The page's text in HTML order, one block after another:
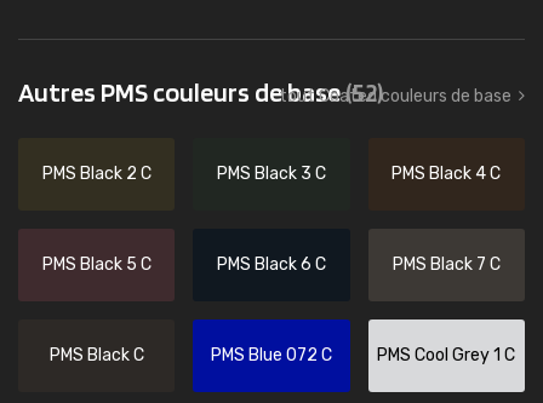
Autres PMS couleurs de base(52)
tout Coated couleurs de base
PMS Black 2 C PMS Black 3 C PMS Black 4 C
PMS Black 5 C PMS Black 6 C PMS Black 7 C
PMS Black C PMS Blue 072 C PMS Cool Grey 1 C